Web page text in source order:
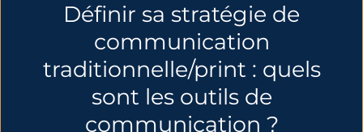
Définir sa stratégie de
communication
traditionnelle/print : quels
sont les outils de
communication ?